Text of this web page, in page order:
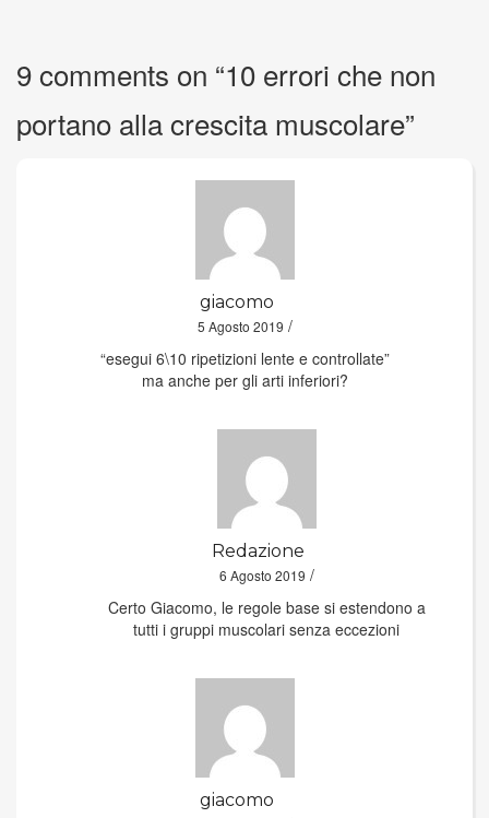
9 comments on “10 errori che non
portano alla crescita muscolare”
giacomo
5 Agosto 2019 /
“esegui 6\10 ripetizioni lente e controllate”
ma anche per gli arti inferiori?
Redazione
6 Agosto 2019 /
Certo Giacomo, le regole base si estendono a
tutti i gruppi muscolari senza eccezioni
giacomo